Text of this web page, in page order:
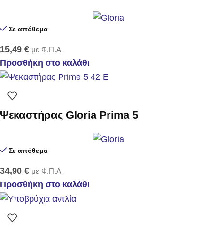
Σε απόθεμα
15,49 € με Φ.Π.Α.
Προσθήκη στο καλάθι
Ψεκαστήρας Gloria Prima 5
Σε απόθεμα
34,90 € με Φ.Π.Α.
Προσθήκη στο καλάθι